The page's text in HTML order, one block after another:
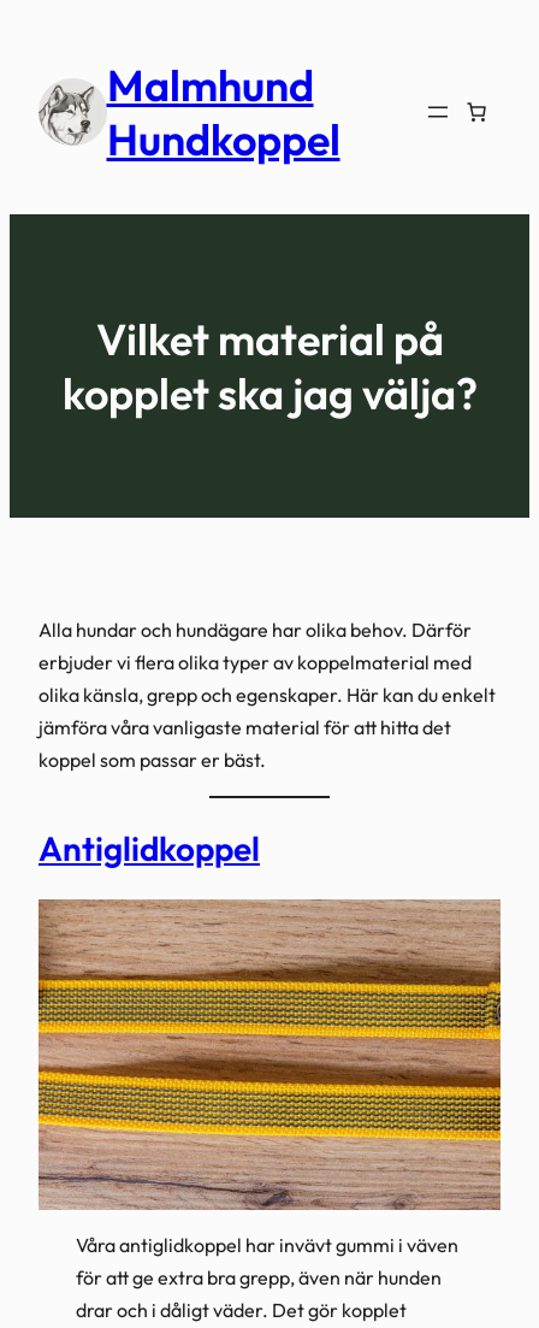
innehåll
Malmhund
Hundkoppel
Vilket material på
kopplet ska jag välja?
Alla hundar och hundägare har olika behov. Därför
erbjuder vi flera olika typer av koppelmaterial med
olika känsla, grepp och egenskaper. Här kan du enkelt
jämföra våra vanligaste material för att hitta det
koppel som passar er bäst.
Antiglidkoppel
Våra antiglidkoppel har invävt gummi i väven
för att ge extra bra grepp, även när hunden
drar och i dåligt väder. Det gör kopplet